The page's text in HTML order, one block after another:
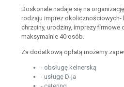
Doskonale nadaje się na
rodzaju imprez okolicznościowych-
chrzciny, urodziny, imprezy firmowe
maksymalnie 40 osób.
Za dodatkową opłatą możemy
- obsługę kelnerską
- usługę D-ja